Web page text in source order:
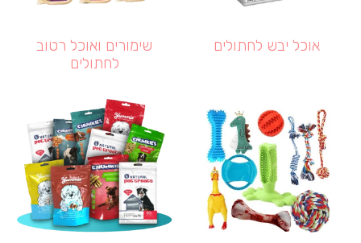
אוכל יבש לחתולים
שימורים ואוכל רטוב
לחתולים